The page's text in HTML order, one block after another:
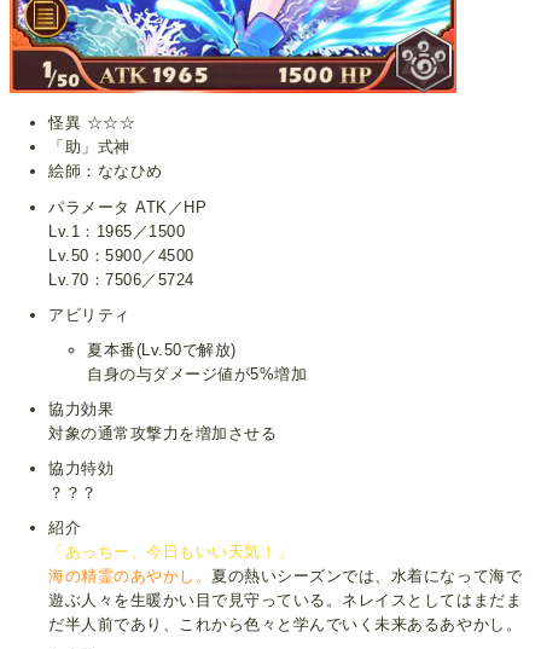
怪異 ☆☆☆
「助」式神
絵師：ななひめ
パラメータ ATK／HP
Lv.1：1965／1500
Lv.50：5900／4500
Lv.70：7506／5724
アビリティ
夏本番(Lv.50で解放)
自身の与ダメージ値が5%増加
協力効果
対象の通常攻撃力を増加させる
協力特効
？？？
紹介
「あっちー、今日もいい天気！」
海の精霊のあやかし。 夏の熱いシーズンでは、水着になって海で
遊ぶ人々を生暖かい目で見守っている。ネレイスとしてはまだま
だ半人前であり、これから色々と学んでいく未来あるあやかし。